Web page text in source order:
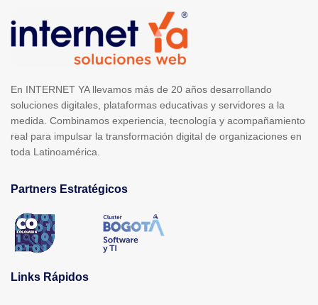
En INTERNET YA llevamos más de 20 años desarrollando
soluciones digitales, plataformas educativas y servidores a la
medida. Combinamos experiencia, tecnología y acompañamiento
real para impulsar la transformación digital de organizaciones en
toda Latinoamérica.
Partners Estratégicos
Links Rápidos